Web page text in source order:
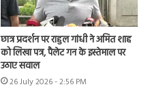
छात्र प्रदर्शन पर राहुल गांधी ने अमित शाह
को लिखा पत्र, पैलेट गन के इस्तेमाल पर
उठाए सवाल
26 July 2026 - 2:56 PM